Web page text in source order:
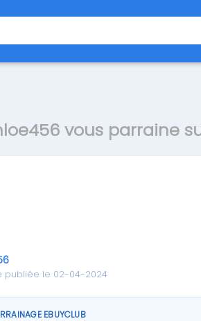
vous parraine
publiée le 02-04-2024
EBUYCLUB